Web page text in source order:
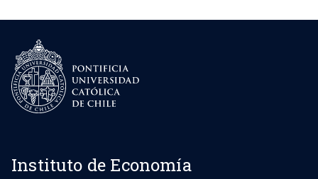
Instituto de Economía